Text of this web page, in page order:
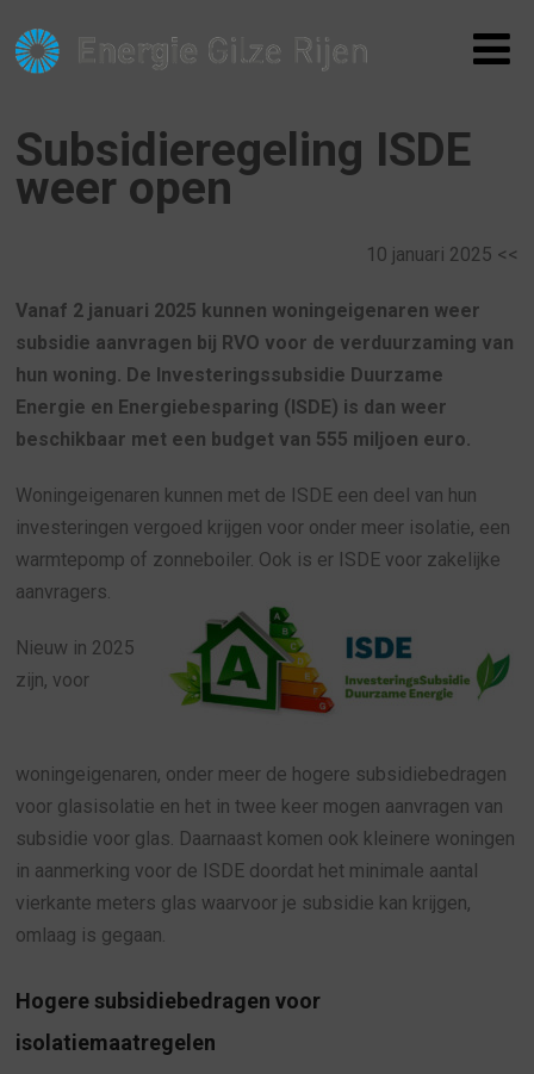
Subsidieregeling ISDE
weer open
10 januari 2025 <<
Vanaf 2 januari 2025 kunnen woningeigenaren weer
subsidie aanvragen bij RVO voor de verduurzaming van
hun woning. De Investeringssubsidie Duurzame
Energie en Energiebesparing (ISDE) is dan weer
beschikbaar met een budget van 555 miljoen euro.
Woningeigenaren kunnen met de ISDE een deel van hun
investeringen vergoed krijgen voor onder meer isolatie, een
warmtepomp of zonneboiler. Ook is er ISDE voor zakelijke
aanvragers.
Nieuw in 2025
zijn, voor
woningeigenaren, onder meer de hogere subsidiebedragen
voor glasisolatie en het in twee keer mogen aanvragen van
subsidie voor glas. Daarnaast komen ook kleinere woningen
in aanmerking voor de ISDE doordat het minimale aantal
vierkante meters glas waarvoor je subsidie kan krijgen,
omlaag is gegaan.
Hogere subsidiebedragen voor
isolatiemaatregelen